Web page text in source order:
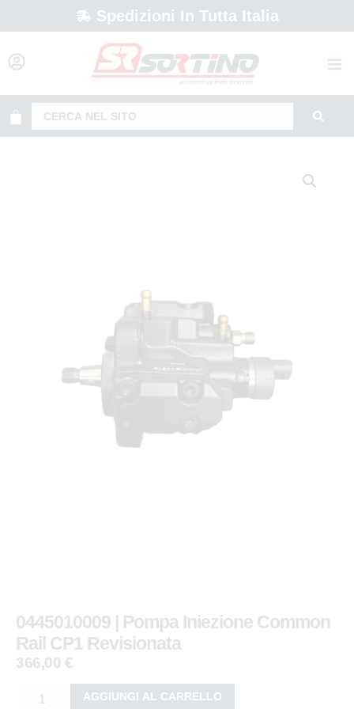
Spedizioni In Tutta Italia
0445010009 | Pompa Iniezione Common
Rail CP1 Revisionata
366,00 €
AGGIUNGI AL CARRELLO